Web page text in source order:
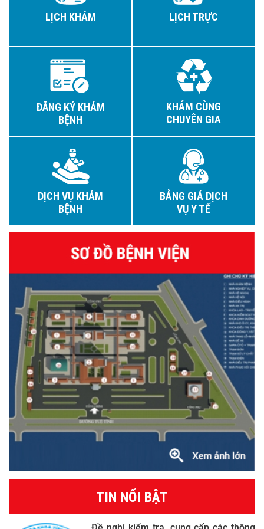
LỊCH KHÁM LỊCH TRỰC
ĐĂNG KÝ KHÁM
BỆNH
KHÁM CÙNG
CHUYÊN GIA
DỊCH VỤ KHÁM
BỆNH
BẢNG GIÁ DỊCH
VỤ Y TẾ
TIN NỔI BẬT